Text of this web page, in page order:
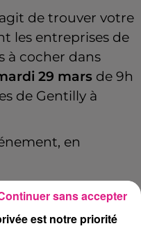
de trouver votre
les entreprises de
à cocher dans
29 mars de 9h
de Gentilly à
en
tenu du refus
avez exprimé. Si
est notre priorité
sans accepter